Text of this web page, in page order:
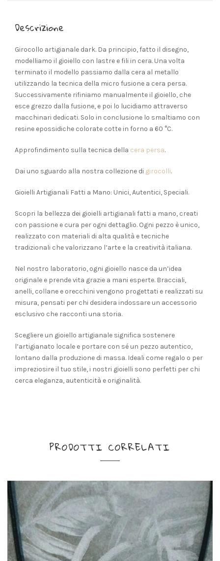
Descrizione
Girocollo artigianale dark. Da principio, fatto il disegno,
modelliamo il gioiello con lastre e fili in cera. Una volta
terminato il modello passiamo dalla cera al metallo
utilizzando la tecnica della micro fusione a cera persa.
Successivamente rifiniamo manualmente il gioiello, che
esce grezzo dalla fusione, e poi lo lucidiamo attraverso
macchinari dedicati. Solo in conclusione lo smaltiamo con
resine epossidiche colorate cotte in forno a 60 °C.
Approfindimento sulla tecnica della cera persa.
Dai uno sguardo alla nostra collezione di girocolli.
Gioielli Artigianali Fatti a Mano: Unici, Autentici, Speciali.
Scopri la bellezza dei gioielli artigianali fatti a mano, creati
con passione e cura per ogni dettaglio. Ogni pezzo è unico,
realizzato con materiali di alta qualità e tecniche
tradizionali che valorizzano l’arte e la creatività italiana.
Nel nostro laboratorio, ogni gioiello nasce da un’idea
originale e prende vita grazie a mani esperte. Bracciali,
anelli, collane e orecchini vengono progettati e realizzati su
misura, pensati per chi desidera indossare un accessorio
esclusivo che racconti una storia.
Scegliere un gioiello artigianale significa sostenere
l’artigianato locale e portare con sé un pezzo autentico,
lontano dalla produzione di massa. Ideali come regalo o per
impreziosire il tuo stile, i nostri gioielli sono perfetti per chi
cerca eleganza, autenticità e originalità.
PRODOTTI CORRELATI